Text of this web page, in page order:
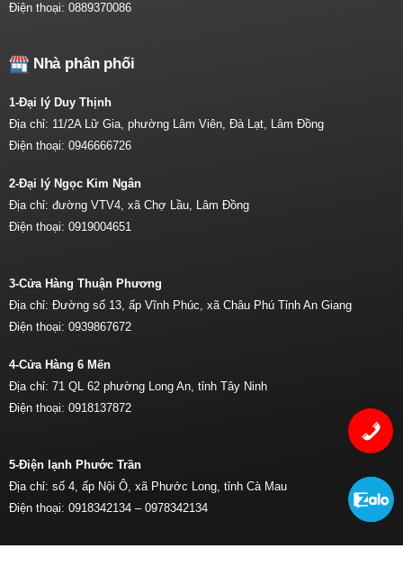
Điện thoại: 0889370086
Nhà phân phối
1-Đại lý Duy Thịnh
Địa chỉ: 11/2A Lữ Gia, phường Lâm Viên, Đà Lạt, Lâm Đồng
Điện thoại: 0946666726
2-Đại lý Ngọc Kim Ngân
Địa chỉ: đường VTV4, xã Chợ Lầu, Lâm Đồng
Điện thoại: 0919004651
3-Cửa Hàng Thuận Phương
Địa chỉ: Đường số 13, ấp Vĩnh Phúc, xã Châu Phú Tỉnh An Giang
Điện thoại: 0939867672
4-Cửa Hàng 6 Mến
Địa chỉ: 71 QL 62 phường Long An, tỉnh Tây Ninh
Điện thoại: 0918137872
5-Điện lạnh Phước Trần
Địa chỉ: số 4, ấp Nội Ô, xã Phước Long, tỉnh Cà Mau
Điện thoại: 0918342134 – 0978342134